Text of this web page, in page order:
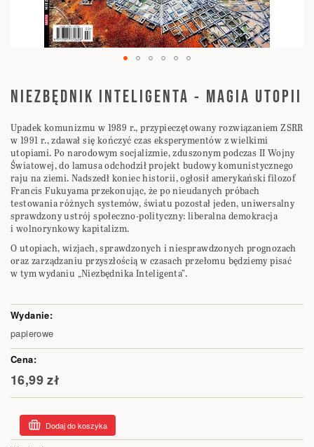
na
początek
NIEZBĘDNIK INTELIGENTA - MAGIA UTOPII
Upadek komunizmu w 1989 r., przypieczętowany rozwiązaniem ZSRR
w 1991 r., zdawał się kończyć czas eksperymentów z wielkimi
utopiami. Po narodowym socjalizmie, zduszonym podczas II Wojny
Światowej, do lamusa odchodził projekt budowy komunistycznego
raju na ziemi. Nadszedł koniec historii, ogłosił amerykański filozof
Francis Fukuyama przekonując, że po nieudanych próbach
testowania różnych systemów, światu pozostał jeden, uniwersalny
sprawdzony ustrój społeczno-polityczny: liberalna demokracja
i wolnorynkowy kapitalizm.
O utopiach, wizjach, sprawdzonych i niesprawdzonych prognozach
oraz zarządzaniu przyszłością w czasach przełomu będziemy pisać
w tym wydaniu „Niezbędnika Inteligenta”.
Elementy
produktów
grupowanych
papierowe
16,99 zł
Dodaj do koszyka